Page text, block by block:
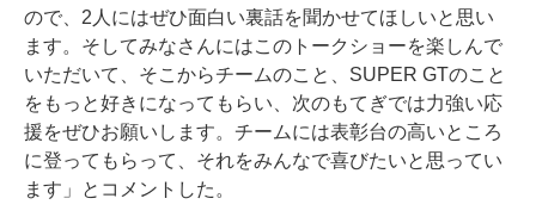
ので、2人にはぜひ面白い裏話を聞かせてほしいと思い
ます。そしてみなさんにはこのトークショーを楽しんで
いただいて、そこからチームのこと、SUPER GTのこと
をもっと好きになってもらい、次のもてぎでは力強い応
援をぜひお願いします。チームには表彰台の高いところ
に登ってもらって、それをみんなで喜びたいと思ってい
ます」とコメントした。